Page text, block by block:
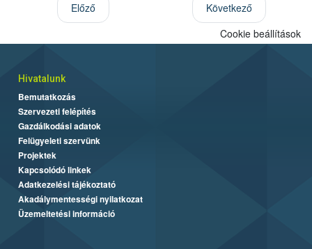
Előző
Következő
Cookie beállítások
Hivatalunk
Bemutatkozás
Szervezeti felépítés
Gazdálkodási adatok
Felügyeleti szervünk
Projektek
Kapcsolódó linkek
Adatkezelési tájékoztató
Akadálymentességi nyilatkozat
Üzemeltetési információ